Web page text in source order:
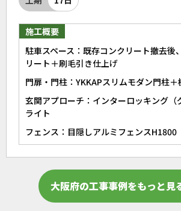
施工概要
駐車スペース：既存コンクリート撤去後
リート＋刷毛引き仕上げ
門扉・門柱：YKKAPスリムモダン門柱
玄関アプローチ：インターロッキング（
ライト
フェンス：目隠しアルミフェンスH1800
大阪府の工事事例をもっと見